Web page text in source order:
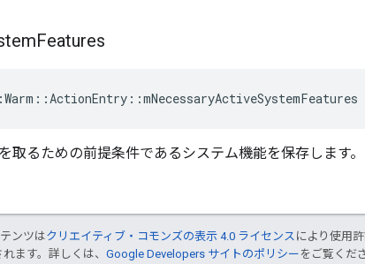
Features
取るための前提条件であるシステム機能を保存します。
ンツはクリエイティブ・コモンズの表示 4.0 ライセンス により使用
ます。詳しくは、 Google Developers サイトのポリシー をご覧くだ